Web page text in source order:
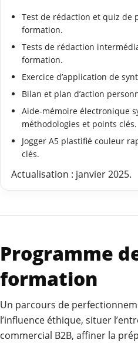
Test de rédaction et quiz de
formation.
Tests de rédaction
formation.
Exercice d’application de
Bilan et plan d’action
Aide-mémoire électronique
méthodologies et points clés.
Jogger A5 plastifié couleur
clés.
Actualisation : janvier 2025.
Programme
formation
Un parcours de
l’influence éthique, situer
commercial B2B, affiner la